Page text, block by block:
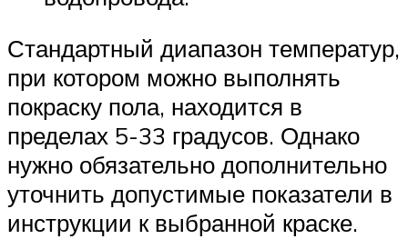
Стандартный диапазон температур,
при котором можно выполнять
покраску пола, находится в
пределах 5-33 градусов. Однако
нужно обязательно дополнительно
уточнить допустимые показатели в
инструкции к выбранной краске.